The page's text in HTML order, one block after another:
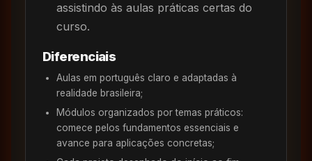
assistindo às aulas práticas certas do
curso.
Diferenciais
Aulas em português claro e adaptadas à
realidade brasileira;
Módulos organizados por temas práticos:
comece pelos fundamentos essenciais e
avance para aplicações concretas;